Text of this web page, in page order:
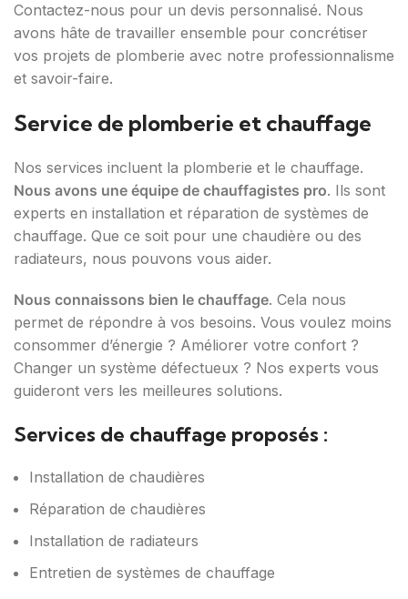
Contactez-nous pour un devis personnalisé. Nous
avons hâte de travailler ensemble pour concrétiser
vos projets de plomberie avec notre professionnalisme
et savoir-faire.
Service de plomberie et chauffage
Nos services incluent la plomberie et le chauffage.
Nous avons une équipe de chauffagistes pro. Ils sont
experts en installation et réparation de systèmes de
chauffage. Que ce soit pour une chaudière ou des
radiateurs, nous pouvons vous aider.
Nous connaissons bien le chauffage. Cela nous
permet de répondre à vos besoins. Vous voulez moins
consommer d’énergie ? Améliorer votre confort ?
Changer un système défectueux ? Nos experts vous
guideront vers les meilleures solutions.
Services de chauffage proposés :
Installation de chaudières
Réparation de chaudières
Installation de radiateurs
Entretien de systèmes de chauffage